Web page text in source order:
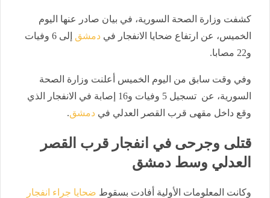
كشفت وزارة الصحة السورية، في بيان صادر عنها اليوم
الخميس، عن ارتفاع ضحايا الانفجار في دمشق
إلى 6 وفيات
و22 مصابا.
وفي وقت سابق من اليوم الخميس أعلنت وزارة الصحة
السورية، عن تسجيل 5 وفيات و16 إصابة في الانفجار الذي
وقع داخل مقهى قرب القصر العدلي في ‎ دمشق.
قتلى وجرحى في انفجار قرب القصر
العدلي وسط دمشق
وكانت المعلومات الأولية أفادت بسقوط ضحايا جراء انفجار